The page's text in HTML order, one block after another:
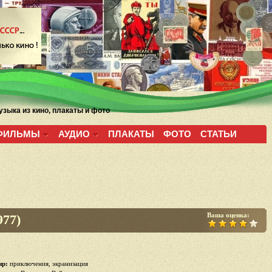
из кино, плакаты и фото
АУДИО ПЛАКАТЫ ФОТО СТАТЬИ
Ваша оценка:
приключения, экранизация